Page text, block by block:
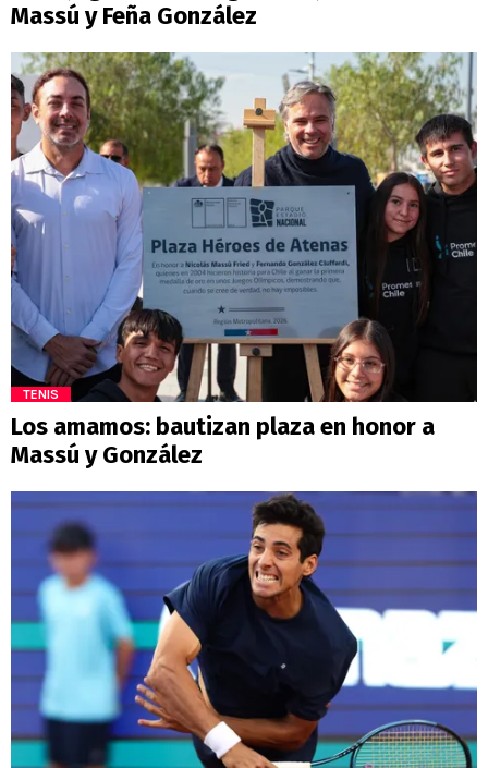
Massú y Feña González
TENIS
Los amamos: bautizan plaza en honor a
Massú y González